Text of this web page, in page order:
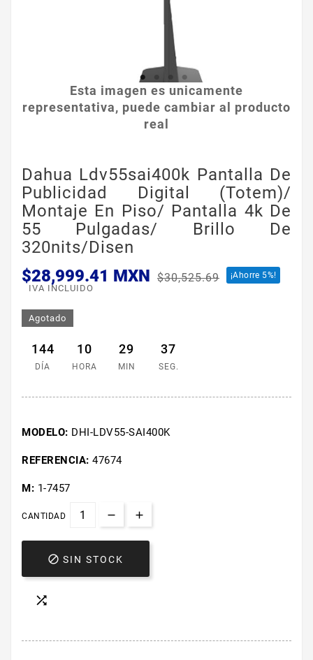
Esta imagen es unicamente
representativa, puede cambiar al producto
real
Dahua Ldv55sai400k Pantalla De
Publicidad Digital (totem)/
Montaje En Piso/ Pantalla 4k De
55 Pulgadas/ Brillo De
320nits/disen
$28,999.41 MXN $30,525.69 ¡Ahorre 5%!
IVA INCLUIDO
Agotado
144
DÍA
10
HORA
29
MIN
37
SEG.
MODELO: DHI-LDV55-SAI400K
REFERENCIA: 47674
M: 1-7457
CANTIDAD
 SIN STOCK
